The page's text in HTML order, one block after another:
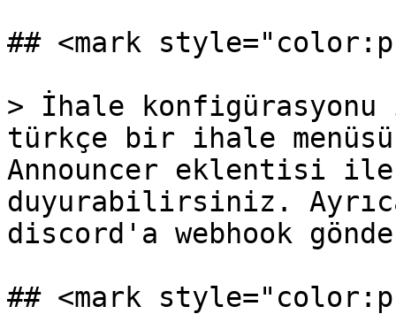
## <mark
> İhale
türkçe bir ihale
Announcer eklentisi
duyurabilirsiniz.
discord'a webhook
## <mark